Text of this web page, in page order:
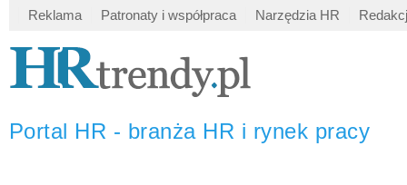
Reklama Patronaty i współpraca Narzędzia HR
Portal HR - branża HR i rynek pracy